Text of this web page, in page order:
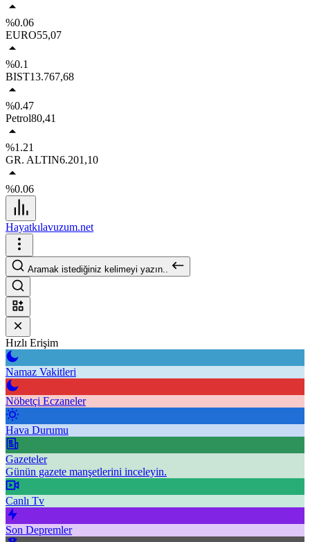
%0.06
EURO55,07
%0.1
BIST13.767,68
%0.47
Petrol80,41
%1.21
GR. ALTIN6.201,10
%0.06
Hayatkılavuzum.net
Aramak istediğiniz kelimeyi yazın..
Hızlı Erişim
Namaz Vakitleri
Nöbetçi Eczaneler
Hava Durumu
Gazeteler
Günün gazete manşetlerini inceleyin.
Canlı Tv
Son Depremler